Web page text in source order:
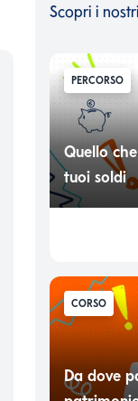
Scopri i
PERCORSO
Quello
tuoi soldi
CORSO
Da dove